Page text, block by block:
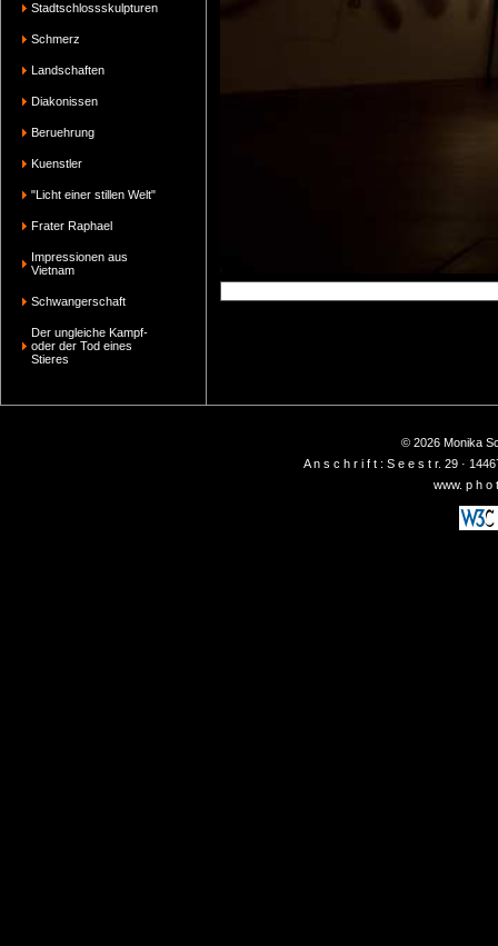
Stadtschlossskulpturen
Schmerz
Landschaften
Diakonissen
Beruehrung
Kuenstler
"Licht einer stillen Welt"
Frater Raphael
Impressionen aus
Vietnam
Schwangerschaft
Der ungleiche Kampf-
oder der Tod eines
Stieres
© 2026 Monika
A n s c h r i f t : S e e s t r. 29 ·
www. p h o